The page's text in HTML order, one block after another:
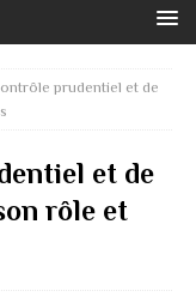
prudentiel et de
et de
rôle et